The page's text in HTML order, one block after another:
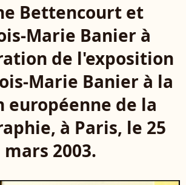
Bettencourt et
Marie Banier à
de l'exposition
Marie Banier à la
européenne de la
à Paris, le 25
mars 2003.